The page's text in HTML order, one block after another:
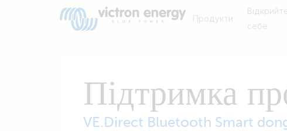
Продукти
себе
Підтримка
VE.Direct Bluetooth Smart